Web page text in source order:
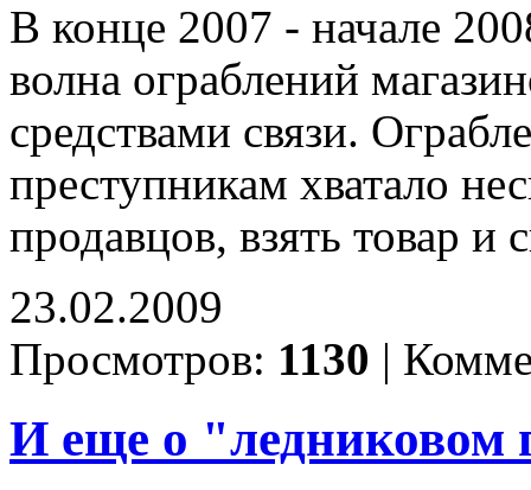
В конце 2007 - начале
волна ограблений
средствами связи.
преступникам хватало
продавцов, взять товар и
23.02.2009
Просмотров: 1130 |
И еще о "ледниковом